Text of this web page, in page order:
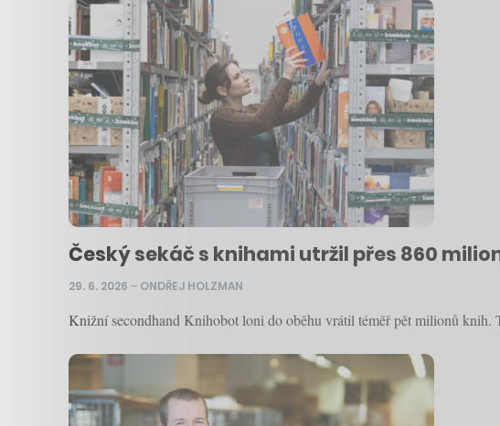
Český sekáč s knihami utržil přes 860
29. 6. 2026 – ONDŘEJ HOLZMAN
Knižní secondhand Knihobot loni do oběhu vrátil téměř pět milionů